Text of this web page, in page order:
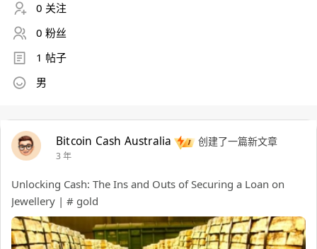
0 关注
0 粉丝
1 帖子
男
Bitcoin Cash Australia 创建了一篇新文章
3 年
Unlocking Cash: The Ins and Outs of Securing a Loan on
Jewellery | # gold